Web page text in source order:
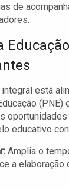
de
está
(PNE)
educativo
Amplia o
a elaboração